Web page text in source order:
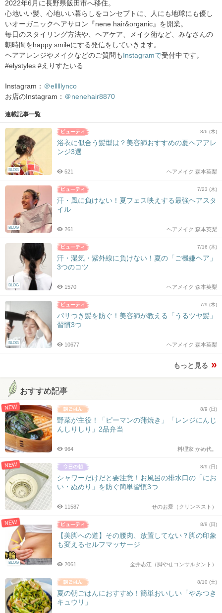
2022年6月に長野県飯田市へ移住。
心地いい髪、心地いい暮らしをコンセプトに、人にも地球にも優し
いオーガニックヘアサロン『nene hair&organic』を開業。
毎日のスタイリング方法や、ヘアケア、メイク術など、みなさんの
朝時間をhappy smileにする発信をしていきます。
ヘアアレンジやメイクなどのご質問も Instagramで受付中です。
#elystyles #えりすたいる
Instagram： ＠elllllynco
お店のInstagram： ＠nenehair8870
連載記事一覧
BLOG
8/6 (木)
浴衣に似合う髪型は？美容師おすすめの夏ヘアアレ
ンジ3選
ヘアメイク 森本英梨
521
BLOG
7/23 (木)
汗・風に負けない！夏フェス映えする最強ヘアスタ
イル
ヘアメイク 森本英梨
261
BLOG
7/16 (木)
汗・湿気・紫外線に負けない！夏の「ご機嫌ヘア」
3つのコツ
ヘアメイク 森本英梨
1570
BLOG
7/9 (木)
パサつき髪を防ぐ！美容師が教える「うるツヤ髪」
習慣3つ
ヘアメイク 森本英梨
10677
もっと見る
おすすめ記事
NEW 8/9 (日)
野菜が主役！「ピーマンの蒲焼き」「レンジにんじ
んしりしり」2品弁当
料理家 かめ代。
964
NEW 8/9 (日)
シャワーだけだと要注意！お風呂の排水口の「にお
い・ぬめり」を防ぐ簡単習慣3つ
せのお愛（クリンネスト）
11587
NEW
BLOG
8/9 (日)
【美脚への道】その腰肉、放置してない？脚の印象
も変えるセルフマッサージ
金井志江（脚やせコンサルタント）
2061
8/10 (土)
夏の朝ごはんにおすすめ！簡単おいしい「やみつき
キュウリ」